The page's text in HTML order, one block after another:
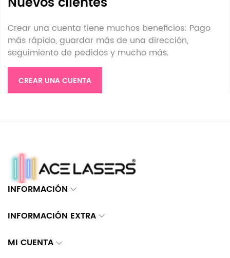
Crear una cuenta tiene muchos beneficios: Pago
más rápido, guardar más de una dirección,
seguimiento de pedidos y mucho más.
CREAR UNA CUENTA
INFORMACIÓN
INFORMACIÓN EXTRA
MI CUENTA